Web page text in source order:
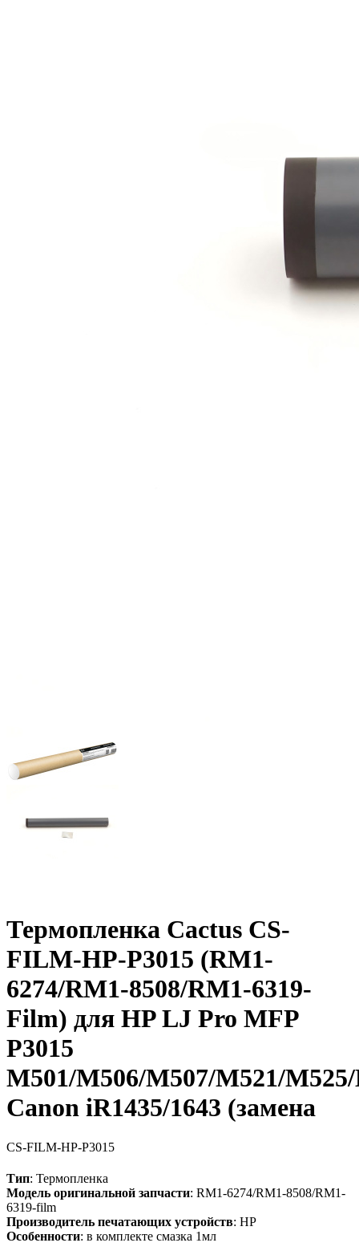
Термопленка Cactus CS-
FILM-HP-P3015 (RM1-
6274/RM1-8508/RM1-6319-
Film) для HP LJ Pro MFP
P3015
M501/M506/M507/M521/
Canon iR1435/1643 (замена
CS-FILM-HP-P3015
Тип: Термопленка
Модель оригинальной запчасти: RM1-6274/RM1-8508/RM1-
6319-film
Производитель печатающих устройств: HP
Особенности: в комплекте смазка 1мл